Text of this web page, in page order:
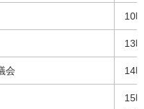
10
13
会 14
15